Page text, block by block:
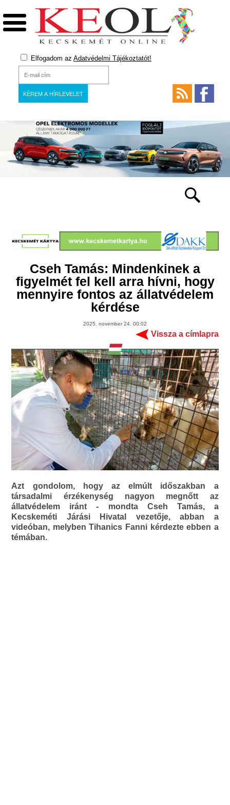
Elfogadom az Adatvédelmi Tájékoztatót!
Cseh Tamás: Mindenkinek a
figyelmét fel kell arra hívni, hogy
mennyire fontos az állatvédelem
kérdése
2025. november 24. 00:02
Vissza a címlapra
Azt gondolom, hogy az elmúlt időszakban a
társadalmi érzékenység nagyon megnőtt az
állatvédelem iránt - mondta Cseh Tamás, a
Kecskeméti Járási Hivatal vezetője, abban a
videóban, melyben Tihanics Fanni kérdezte ebben a
témában.